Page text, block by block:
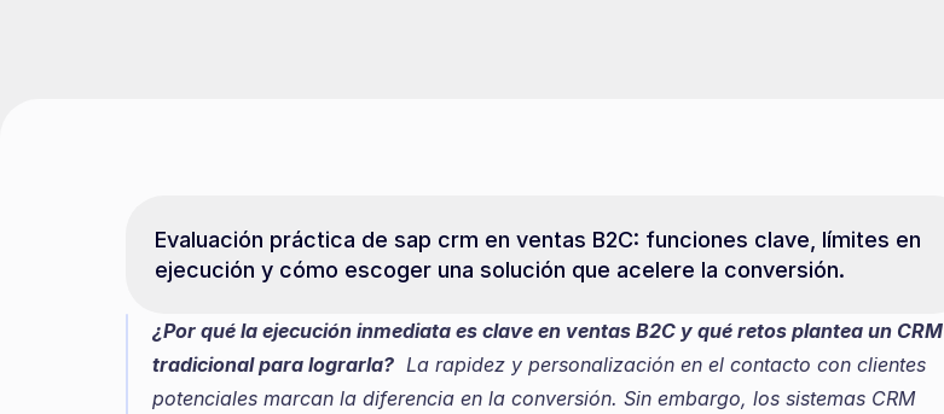
Evaluación práctica de sap crm en ventas B2C: funciones clave, límites en
ejecución y cómo escoger una solución que acelere la conversión.
¿Por qué la ejecución inmediata es clave en ventas B2C y qué retos plantea un CRM
tradicional para lograrla?
  La rapidez y personalización en el contacto con clientes
potenciales marcan la diferencia en la conversión. Sin embargo, los sistemas CRM